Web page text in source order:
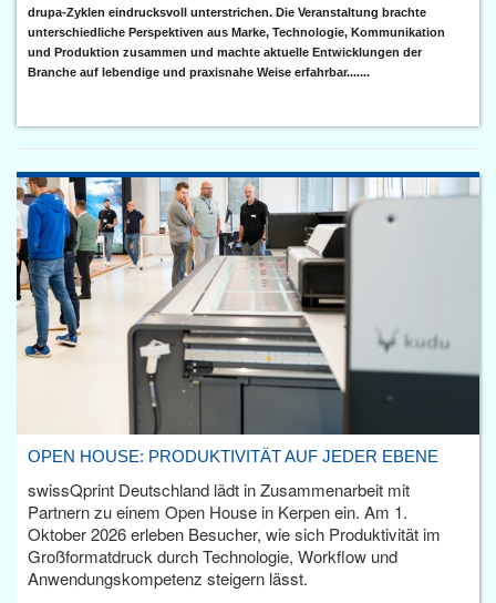
drupa-Zyklen eindrucksvoll unterstrichen. Die Veranstaltung brachte
unterschiedliche Perspektiven aus Marke, Technologie, Kommunikation
und Produktion zusammen und machte aktuelle Entwicklungen der
Branche auf lebendige und praxisnahe Weise erfahrbar.......
OPEN HOUSE: PRODUKTIVITÄT AUF JEDER EBENE
swissQprint Deutschland lädt in Zusammenarbeit mit
Partnern zu einem Open House in Kerpen ein. Am 1.
Oktober 2026 erleben Besucher, wie sich Produktivität im
Großformatdruck durch Technologie, Workflow und
Anwendungskompetenz steigern lässt.